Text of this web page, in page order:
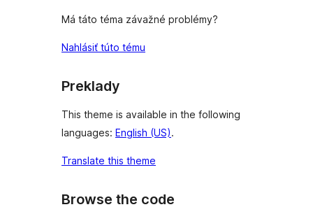
Má táto téma závažné problémy?
Nahlásiť túto tému
Preklady
This theme is available in the following
languages: English (US).
Translate this theme
Browse the code